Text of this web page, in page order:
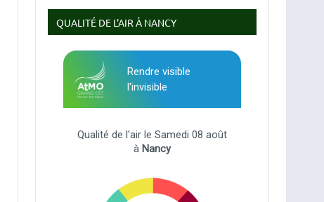
QUALITÉ DE L'AIR À NANCY